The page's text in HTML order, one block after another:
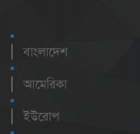
বাংলাদেশ
আমেরিকা
ইউরোপ